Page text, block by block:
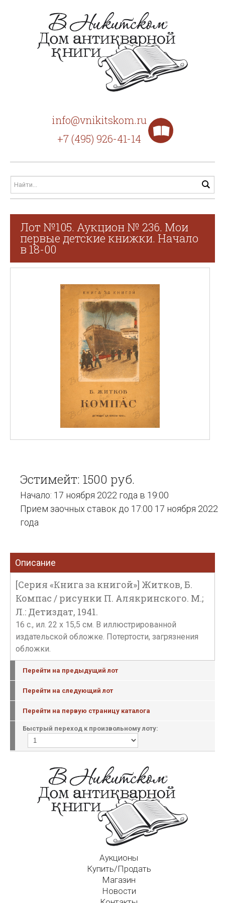
info@vnikitskom.ru
+7 (495) 926-41-14
Лот №105. Аукцион № 236. Мои
первые детские книжки. Начало
в 18-00
Эстимейт: 1500 руб.
Начало: 17 ноября 2022 года в 19:00
Прием заочных ставок до 17:00 17 ноября 2022
года
Описание
[Серия «Книга за книгой»] Житков, Б.
Компас / рисунки П. Алякринского. М.;
Л.: Детиздат, 1941.
16 с., ил. 22 х 15,5 см. В иллюстрированной
издательской обложке. Потертости, загрязнения
обложки.
Перейти на предыдущий лот
Перейти на следующий лот
Перейти на первую страницу каталога
Быстрый переход к произвольному лоту:
Аукционы
Купить/Продать
Магазин
Новости